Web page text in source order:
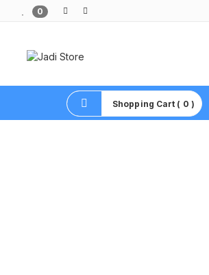
0
Shopping Cart ( 0 )